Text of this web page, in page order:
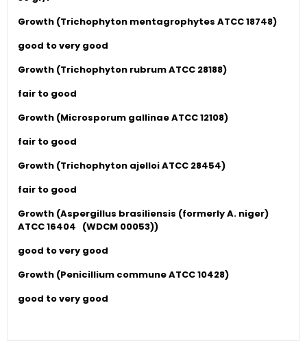
Growth (Trichophyton mentagrophytes ATCC 18748)
good to very good
Growth (Trichophyton rubrum ATCC 28188)
fair to good
Growth (Microsporum gallinae ATCC 12108)
fair to good
Growth (Trichophyton ajelloi ATCC 28454)
fair to good
Growth (Aspergillus brasiliensis (formerly A. niger)
ATCC 16404 (WDCM 00053))
good to very good
Growth (Penicillium commune ATCC 10428)
good to very good